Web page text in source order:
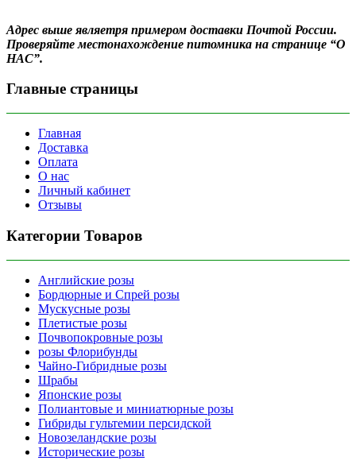
Адрес выше являетря примером доставки Почтой России.
Проверяйте местонахождение питомника на странице “О
НАС”.
Главные страницы
Главная
Доставка
Оплата
О нас
Личный кабинет
Отзывы
Категории Товаров
Английские розы
Бордюрные и Спрей розы
Мускусные розы
Плетистые розы
Почвопокровные розы
розы Флорибунды
Чайно-Гибридные розы
Шрабы
Японские розы
Полиантовые и миниатюрные розы
Гибриды гультемии персидской
Новозеландские розы
Исторические розы